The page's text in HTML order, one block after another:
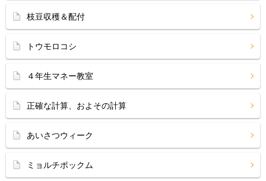
枝豆収穫＆配付
トウモロコシ
４年生マネー教室
正確な計算、およその計算
あいさつウィーク
ミョルチポックム